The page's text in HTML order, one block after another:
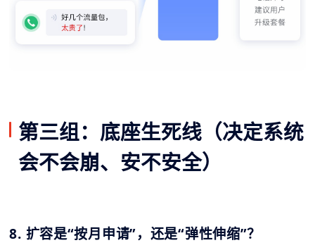
第三组：底座生死线（决定系统
会不会崩、安不安全）
8. 扩容是“按月申请”，还是“弹性伸缩”？